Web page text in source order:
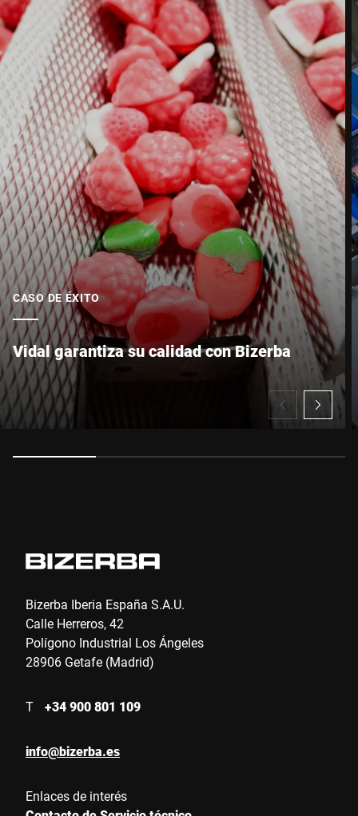
Por la presente confirmo que acepto el uso de mis datos para
procesar esta solicitud Se puede encontrar más información en
Declaración de protección de datos*
Anti-Robot Verification
Click to start verification
Friendly Captcha ⇗
Enviar
CASO DE ÉXITO
Vidal garantiza su calidad con Bizerba
Bizerba Iberia España S.A.U.
Calle Herreros, 42
Polígono Industrial Los Ángeles
28906 Getafe (Madrid)
T +34 900 801 109
info@bizerba.es
Enlaces de interés